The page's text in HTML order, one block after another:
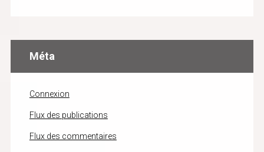
Méta
Connexion
Flux des publications
Flux des commentaires